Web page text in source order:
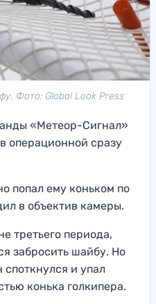
Фото: Global Look Press
«Метеор-Сигнал»
операционной сразу
попал ему коньком по
в объектив камеры.
третьего периода,
забросить шайбу. Но
и упал
конька голкипера.